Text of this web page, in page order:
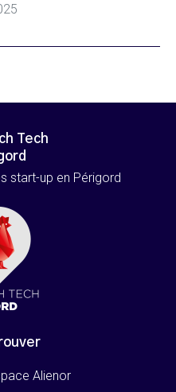
Tech
start-up en Périgord
Alienor